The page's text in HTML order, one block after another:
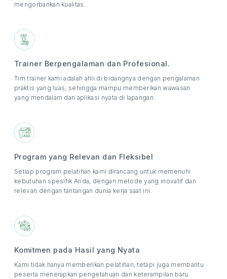
mengorbankan kualitas.
Trainer Berpengalaman dan Profesional.
Tim trainer kami adalah ahli di bidangnya dengan pengalaman
praktis yang luas, sehingga mampu memberikan wawasan
yang mendalam dan aplikasi nyata di lapangan.
Program yang Relevan dan Fleksibel
Setiap program pelatihan kami dirancang untuk memenuhi
kebutuhan spesifik Anda, dengan metode yang inovatif dan
relevan dengan tantangan dunia kerja saat ini.
Komitmen pada Hasil yang Nyata
Kami tidak hanya memberikan pelatihan, tetapi juga membantu
peserta menerapkan pengetahuan dan keterampilan baru